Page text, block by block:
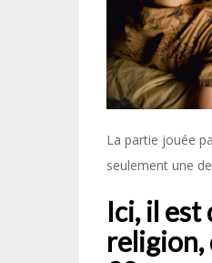
La partie jouée
seulement une
Ici, il
religion,